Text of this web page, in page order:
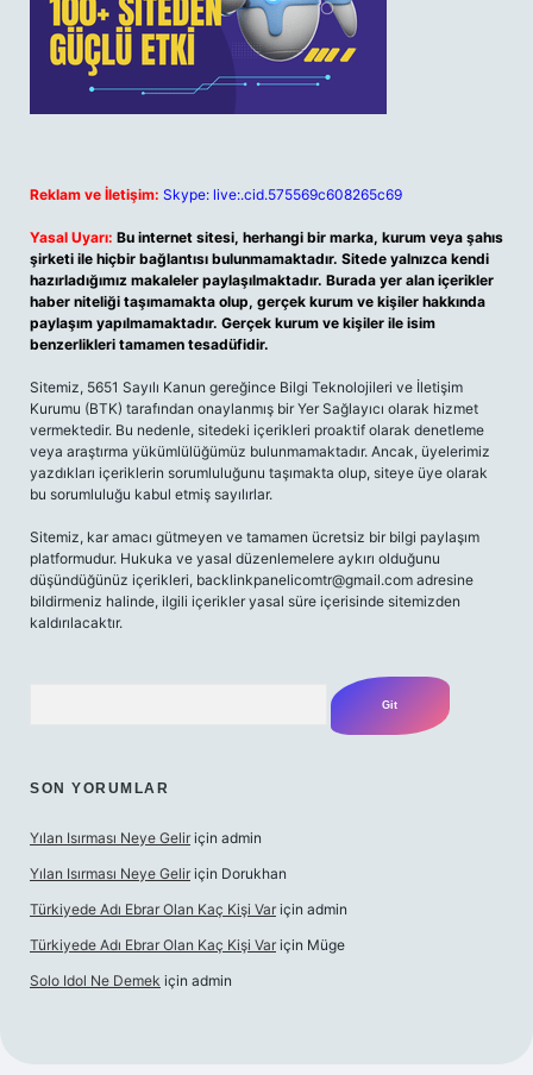
Reklam ve İletişim: Skype: live:.cid.575569c608265c69
Yasal Uyarı: Bu internet sitesi, herhangi bir marka, kurum veya şahıs
şirketi ile hiçbir bağlantısı bulunmamaktadır. Sitede yalnızca kendi
hazırladığımız makaleler paylaşılmaktadır. Burada yer alan içerikler
haber niteliği taşımamakta olup, gerçek kurum ve kişiler hakkında
paylaşım yapılmamaktadır. Gerçek kurum ve kişiler ile isim
benzerlikleri tamamen tesadüfidir.
Sitemiz, 5651 Sayılı Kanun gereğince Bilgi Teknolojileri ve İletişim
Kurumu (BTK) tarafından onaylanmış bir Yer Sağlayıcı olarak hizmet
vermektedir. Bu nedenle, sitedeki içerikleri proaktif olarak denetleme
veya araştırma yükümlülüğümüz bulunmamaktadır. Ancak, üyelerimiz
yazdıkları içeriklerin sorumluluğunu taşımakta olup, siteye üye olarak
bu sorumluluğu kabul etmiş sayılırlar.
Sitemiz, kar amacı gütmeyen ve tamamen ücretsiz bir bilgi paylaşım
platformudur. Hukuka ve yasal düzenlemelere aykırı olduğunu
düşündüğünüz içerikleri, backlinkpanelicomtr@gmail.com adresine
bildirmeniz halinde, ilgili içerikler yasal süre içerisinde sitemizden
kaldırılacaktır.
SON YORUMLAR
Yılan Isırması Neye Gelir için admin
Yılan Isırması Neye Gelir için Dorukhan
Türkiyede Adı Ebrar Olan Kaç Kişi Var için admin
Türkiyede Adı Ebrar Olan Kaç Kişi Var için Müge
Solo Idol Ne Demek için admin